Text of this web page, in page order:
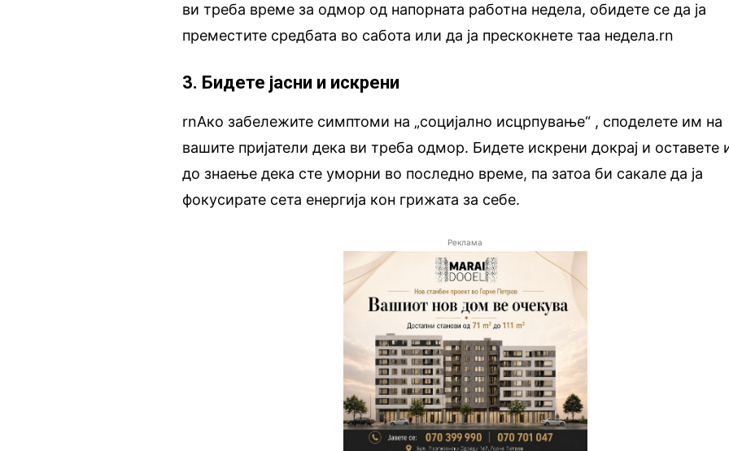
ви треба време за одмор од напорната работна недела, обидете се да ја
преместите средбата во сабота или да ја прескокнете таа недела.rn
3. Бидете јасни и искрени
rnАко забележите симптоми на „социјално исцрпување“ , споделете им на
вашите пријатели дека ви треба одмор. Бидете искрени докрај и оставете
до знаење дека сте уморни во последно време, па затоа би сакале да ја
фокусирате сета енергија кон грижата за себе.
Реклама